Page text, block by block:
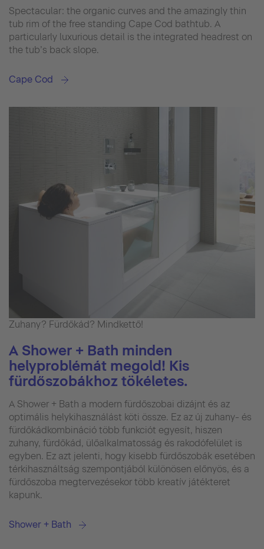
Spectacular: the organic curves and the amazingly thin
tub rim of the free standing Cape Cod bathtub. A
particularly luxurious detail is the integrated headrest on
the tub’s back slope.
Cape Cod
Zuhany? Fürdőkád? Mindkettő!
A Shower + Bath minden
helyproblémát megold! Kis
fürdőszobákhoz tökéletes.
A Shower + Bath a modern fürdőszobai dizájnt és az
optimális helykihasználást köti össze. Ez az új zuhany- és
fürdőkádkombináció több funkciót egyesít, hiszen
zuhany, fürdőkád, ülőalkalmatosság és rakodófelület is
egyben. Ez azt jelenti, hogy kisebb fürdőszobák esetében
térkihasználtság szempontjából különösen előnyös, és a
fürdőszoba megtervezésekor több kreatív játékteret
kapunk.
Shower + Bath